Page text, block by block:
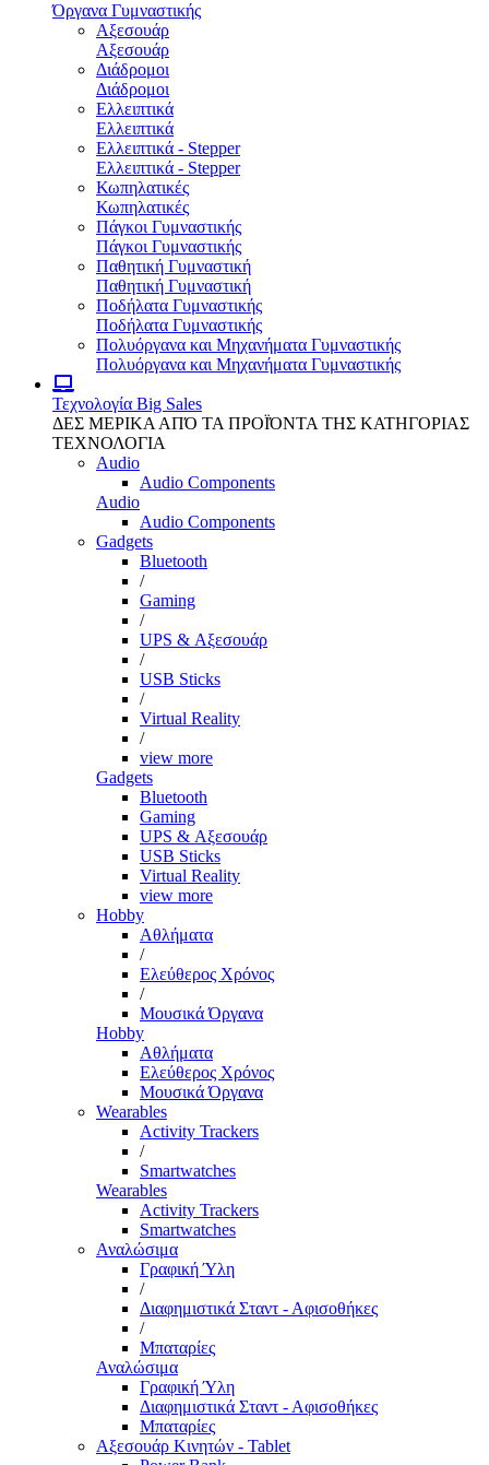
Όργανα Γυμναστικής
Αξεσουάρ
Αξεσουάρ
Διάδρομοι
Διάδρομοι
Ελλειπτικά
Ελλειπτικά
Ελλειπτικά - Stepper
Ελλειπτικά - Stepper
Κωπηλατικές
Κωπηλατικές
Πάγκοι Γυμναστικής
Πάγκοι Γυμναστικής
Παθητική Γυμναστική
Παθητική Γυμναστική
Ποδήλατα Γυμναστικής
Ποδήλατα Γυμναστικής
Πολυόργανα και Μηχανήματα Γυμναστικής
Πολυόργανα και Μηχανήματα Γυμναστικής
Τεχνολογία Big Sales
ΔΕΣ ΜΕΡΙΚΑ ΑΠΌ ΤΑ ΠΡΟΪΌΝΤΑ ΤΗΣ ΚΑΤΗΓΟΡΙΑΣ
ΤΕΧΝΟΛΟΓΙΑ
Audio
Audio Components
Audio
Audio Components
Gadgets
Bluetooth
/
Gaming
/
UPS & Αξεσουάρ
/
USB Sticks
/
Virtual Reality
/
view more
Gadgets
Bluetooth
Gaming
UPS & Αξεσουάρ
USB Sticks
Virtual Reality
view more
Hobby
Αθλήματα
/
Ελεύθερος Χρόνος
/
Μουσικά Όργανα
Hobby
Αθλήματα
Ελεύθερος Χρόνος
Μουσικά Όργανα
Wearables
Activity Trackers
/
Smartwatches
Wearables
Activity Trackers
Smartwatches
Αναλώσιμα
Γραφική Ύλη
/
Διαφημιστικά Σταντ - Αφισοθήκες
/
Μπαταρίες
Αναλώσιμα
Γραφική Ύλη
Διαφημιστικά Σταντ - Αφισοθήκες
Μπαταρίες
Αξεσουάρ Κινητών - Tablet